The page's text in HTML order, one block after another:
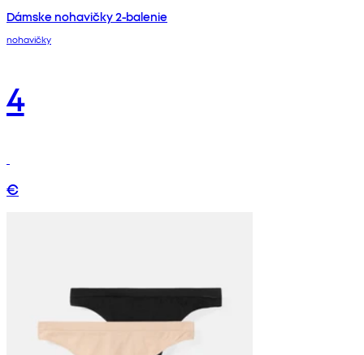
Dámske nohavičky 2-balenie
nohavičky
4
€